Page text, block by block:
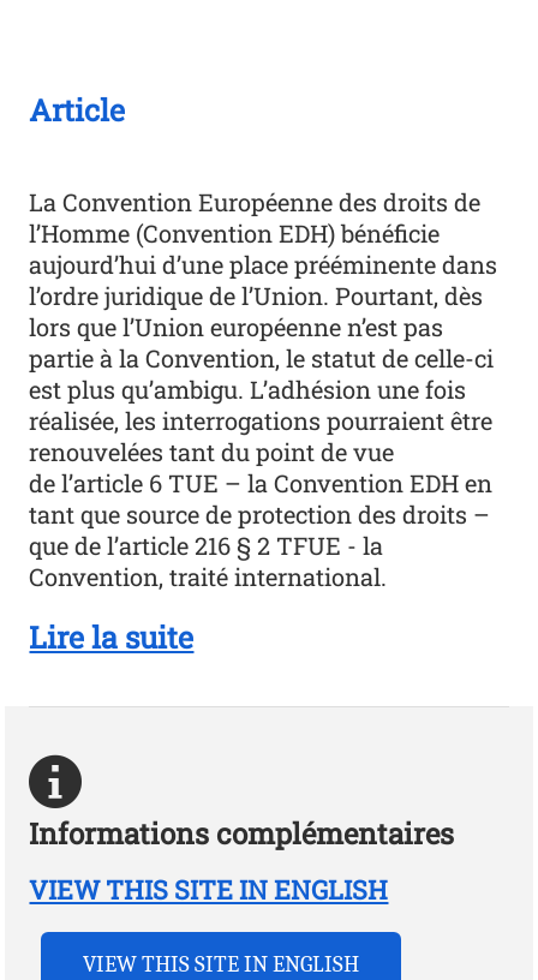
Article
La Convention Européenne des droits de
l’Homme (Convention EDH) bénéficie
aujourd’hui d’une place prééminente dans
l’ordre juridique de l’Union. Pourtant, dès
lors que l’Union européenne n’est pas
partie à la Convention, le statut de celle-ci
est plus qu’ambigu. L’adhésion une fois
réalisée, les interrogations pourraient être
renouvelées tant du point de vue
de l’article 6 TUE – la Convention EDH en
tant que source de protection des droits –
que de l’article 216 § 2 TFUE - la
Convention, traité international.
Lire la suite
Informations complémentaires
VIEW THIS SITE IN ENGLISH
VIEW THIS SITE IN ENGLISH